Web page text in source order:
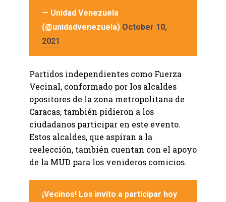
— Unidad Venezuela
(@unidadvenezuela) October 10,
2021
Partidos independientes como Fuerza
Vecinal, conformado por los alcaldes
opositores de la zona metropolitana de
Caracas, también pidieron a los
ciudadanos participar en este evento.
Estos alcaldes, que aspiran a la
reelección, también cuentan con el apoyo
de la MUD para los venideros comicios.
¡Vecinos! Los invito a participar hoy